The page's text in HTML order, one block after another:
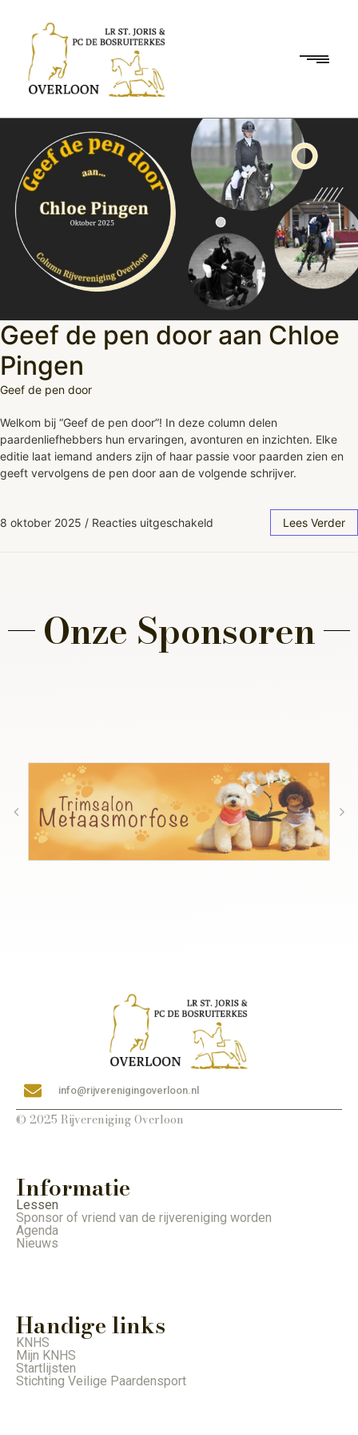
Geef de pen door aan Chloe
Pingen
Geef de pen door
Welkom bij “Geef de pen door”! In deze column delen
paardenliefhebbers hun ervaringen, avonturen en inzichten. Elke
editie laat iemand anders zijn of haar passie voor paarden zien en
geeft vervolgens de pen door aan de volgende schrijver.
8 oktober 2025 / Reacties uitgeschakeld Lees Verder
Onze Sponsoren
info@rijverenigingoverloon.nl
© 2025 Rijvereniging Overloon
Informatie
Lessen
Sponsor of vriend van de rijvereniging worden
Agenda
Nieuws
Handige links
KNHS
Mijn KNHS
Startlijsten
Stichting Veilige Paardensport